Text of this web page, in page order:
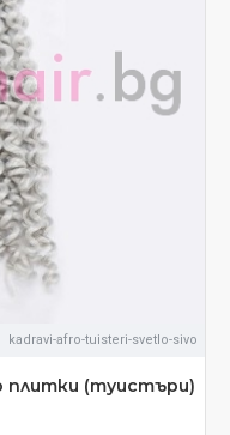
kadravi-afro-tuisteri-svetlo-sivo
плитки (туистъри)